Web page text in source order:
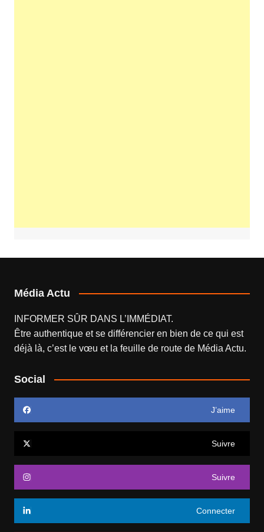
Média Actu
INFORMER SÛR DANS L’IMMÉDIAT.
Être authentique et se différencier en bien de ce qui est
déjà là, c’est le vœu et la feuille de route de Média Actu.
Social
J’aime
Suivre
Suivre
Connecter